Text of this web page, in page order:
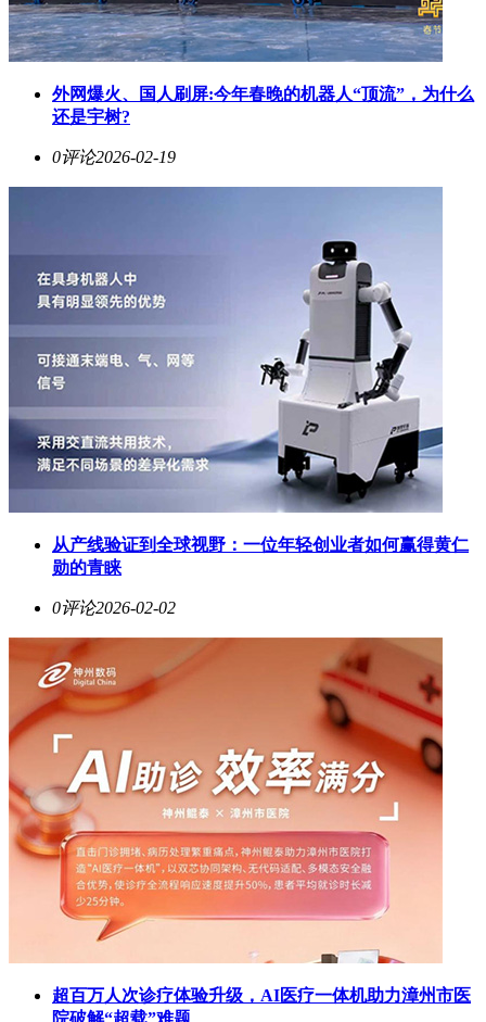
外网爆火、国人刷屏:今年春晚的机器人“顶流”，为什么
还是宇树?
0评论2026-02-19
从产线验证到全球视野：一位年轻创业者如何赢得黄仁
勋的青睐
0评论2026-02-02
超百万人次诊疗体验升级，AI医疗一体机助力漳州市医
院破解“超载”难题